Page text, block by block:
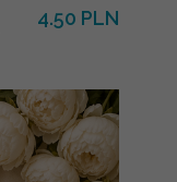
4.50 PLN